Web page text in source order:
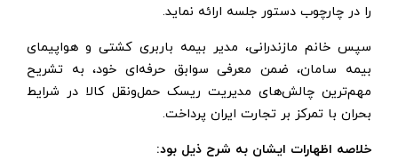
را در چارچوب دستور جلسه ارائه نماید.
سپس خانم مازندرانی، مدیر بیمه باربری کشتی و هواپیمای
بیمه سامان، ضمن معرفی سوابق حرفه‌ای خود، به تشریح
مهم‌ترین چالش‌های مدیریت ریسک حمل‌ونقل کالا در شرایط
بحران با تمرکز بر تجارت ایران پرداخت.
خلاصه اظهارات ایشان به شرح ذیل بود: